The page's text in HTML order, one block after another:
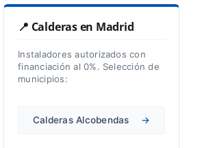
📍 Calderas en Madrid
Instaladores autorizados con
financiación al 0%. Selección de
municipios:
Calderas Alcobendas →